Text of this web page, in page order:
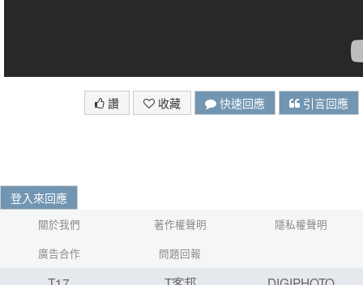
讚 收藏 快速回應 引言回應
登入來回應
關於我們 著作權聲明
隱私權聲明
廣告合作
問題回報